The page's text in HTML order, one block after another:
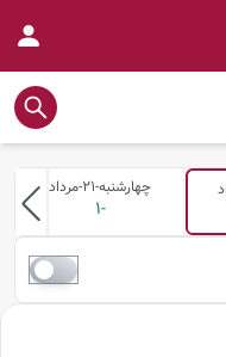
چهارشنبه-21-مرداد
-1